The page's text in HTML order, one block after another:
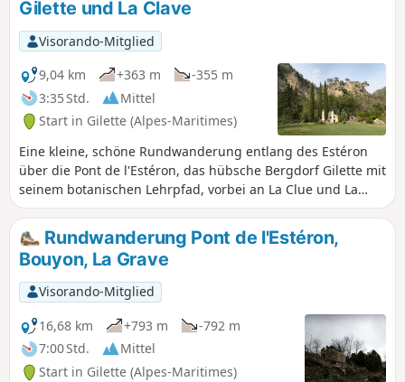
Gilette und La Clave
Visorando-Mitglied
9,04 km
+363 m
-355 m
3:35 Std.
Mittel
Start in Gilette (Alpes-Maritimes)
Eine kleine, schöne Rundwanderung entlang des Estéron
über die Pont de l'Estéron, das hübsche Bergdorf Gilette mit
seinem botanischen Lehrpfad, vorbei an La Clue und La
Clave und zurück entlang der Route de la Clavée. Mit etwas
Glück können Sie im Frühling wilden Spargel sammeln oder
im Sommer im Estéron baden.
Rundwanderung Pont de l'Estéron,
Bouyon, La Grave
Visorando-Mitglied
16,68 km
+793 m
-792 m
7:00 Std.
Mittel
Start in Gilette (Alpes-Maritimes)